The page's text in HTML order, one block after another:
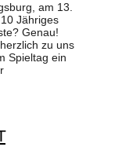
am 13.
Jähriges
Genau!
zu uns
Spieltag ein